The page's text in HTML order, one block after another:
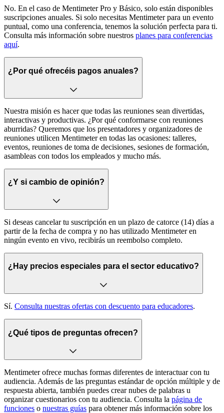
No. En el caso de Mentimeter Pro y Básico, solo están disponibles
suscripciones anuales. Si solo necesitas Mentimeter para un evento
puntual, como una conferencia, tenemos la solución perfecta para ti.
Consulta más información sobre nuestros planes para conferencias
aquí.
¿Por qué ofrecéis pagos anuales?
Nuestra misión es hacer que todas las reuniones sean divertidas,
interactivas y productivas. ¿Por qué conformarse con reuniones
aburridas? Queremos que los presentadores y organizadores de
reuniones utilicen Mentimeter en todas las ocasiones: talleres,
eventos, reuniones de toma de decisiones, sesiones de formación,
asambleas con todos los empleados y mucho más.
¿Y si cambio de opinión?
Si deseas cancelar tu suscripción en un plazo de catorce (14) días a
partir de la fecha de compra y no has utilizado Mentimeter en
ningún evento en vivo, recibirás un reembolso completo.
¿Hay precios especiales para el sector educativo?
Sí. Consulta nuestras ofertas con descuento para educadores.
¿Qué tipos de preguntas ofrecen?
Mentimeter ofrece muchas formas diferentes de interactuar con tu
audiencia. Además de las preguntas estándar de opción múltiple y de
respuesta abierta, también puedes crear nubes de palabras u
organizar cuestionarios con tu audiencia. Consulta la página de
funciones o nuestras guías para obtener más información sobre los